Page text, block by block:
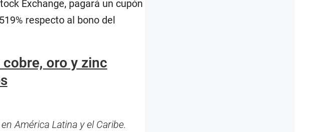
Exchange, pagará un cupón
respecto al bono del
oro y zinc
América Latina y el Caribe.